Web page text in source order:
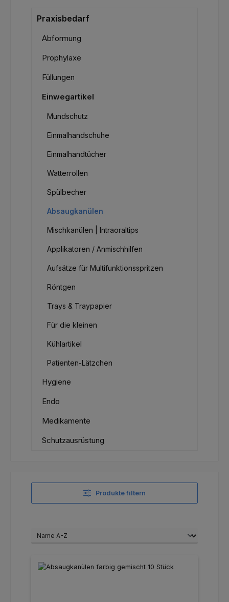
Praxisbedarf
Abformung
Prophylaxe
Füllungen
Einwegartikel
Mundschutz
Einmalhandschuhe
Einmalhandtücher
Watterrollen
Spülbecher
Absaugkanülen
Mischkanülen | Intraoraltips
Applikatoren / Anmischhilfen
Aufsätze für Multifunktionsspritzen
Röntgen
Trays & Traypapier
Für die kleinen
Kühlartikel
Patienten-Lätzchen
Hygiene
Endo
Medikamente
Schutzausrüstung
Produkte filtern